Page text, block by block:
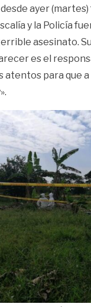
ayer
y la Policía
asesinato.
es el
atentos para que